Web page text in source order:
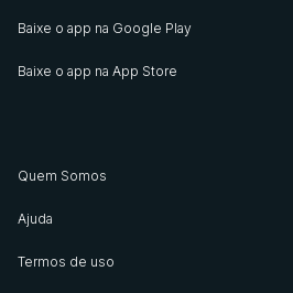
Baixe o app na Google Play
Baixe o app na App Store
Quem Somos
Ajuda
Termos de uso